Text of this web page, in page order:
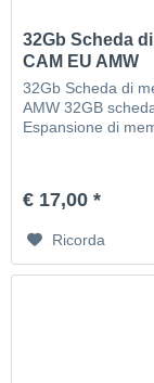
32Gb Scheda
CAM EU AMW
32Gb Scheda di
AMW 32GB
Espansione di
€ 17,00 *
Ricorda